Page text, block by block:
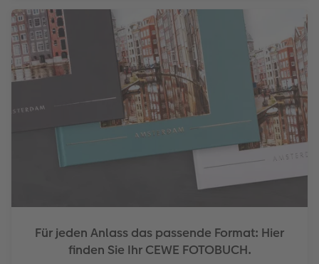
Für jeden Anlass das passende Format: Hier
finden Sie Ihr CEWE FOTOBUCH.